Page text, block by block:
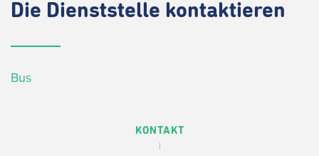
Die Dienststelle kontaktieren
Bus
KONTAKT